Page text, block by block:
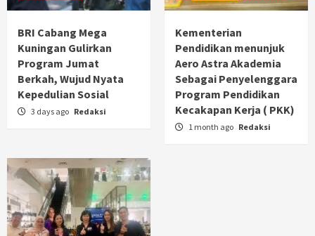
BRI Cabang Mega
Kuningan Gulirkan
Program Jumat
Berkah, Wujud Nyata
Kepedulian Sosial
3 days ago Redaksi
Kementerian
Pendidikan menunjuk
Aero Astra Akademia
Sebagai Penyelenggara
Program Pendidikan
Kecakapan Kerja ( PKK)
1 month ago Redaksi